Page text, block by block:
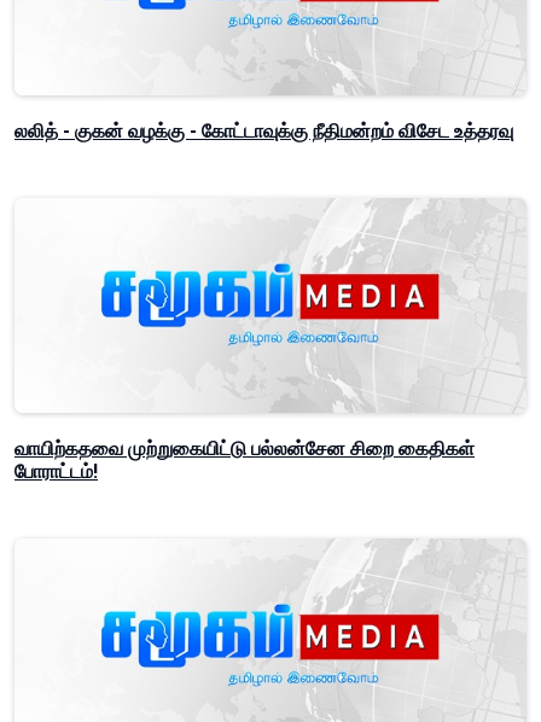
லலித் - குகன் வழக்கு - கோட்டாவுக்கு நீதிமன்றம் விசேட உத்தரவு
வாயிற்கதவை முற்றுகையிட்டு பல்லன்சேன சிறை கைதிகள்
போராட்டம்!